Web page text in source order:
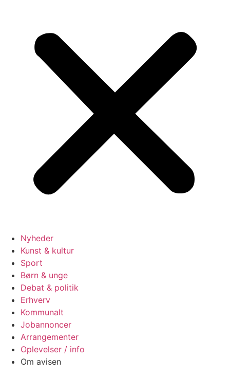
Nyheder
Kunst & kultur
Sport
Børn & unge
Debat & politik
Erhverv
Kommunalt
Jobannoncer
Arrangementer
Oplevelser / info
Om avisen